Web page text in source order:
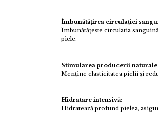
Îmbunătățirea circulației
Îmbunătățește circulația
piele.
Stimularea producerii naturale
Menține elasticitatea pielii și
Hidratare intensivă:
Hidratează profund pielea,